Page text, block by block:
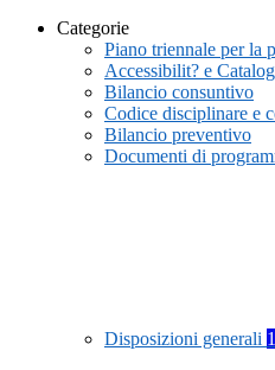
Categorie
Piano triennale per la
Accessibilit? e
Bilancio consuntivo
Codice disciplinare e
Bilancio preventivo
Documenti di
Disposizioni generali